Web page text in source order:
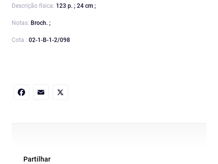
Descrição física: 123 p. ; 24 cm ;
Notas: Broch. ;
Cota : 02-1-B-1-2/098
Partilhar